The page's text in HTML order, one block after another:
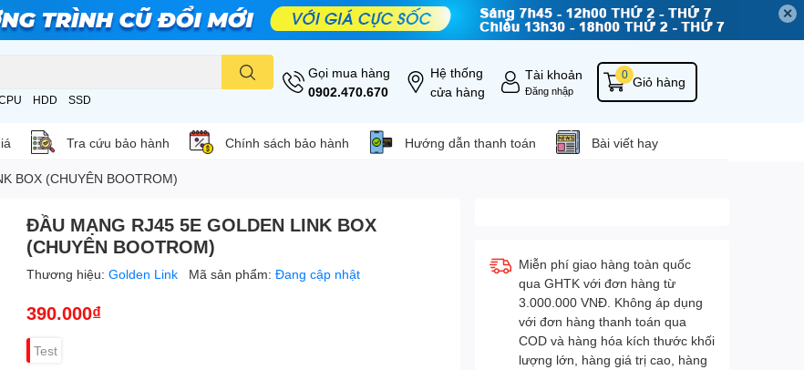
✕
HDD SSD
Gọi mua hàng
0902.470.670
Hệ thống
cửa hàng
Tài khoản
Đăng nhập
Giỏ hàng
0
Tra cứu bảo hành Chính sách bảo hành Hướng dẫn thanh toán Bài viết hay
BOX (CHUYÊN BOOTROM)
ĐẦU MẠNG RJ45 5E GOLDEN LINK BOX
(CHUYÊN BOOTROM)
Thương hiệu:Golden Link Mã sản phẩm:Đang cập nhật
390.000₫
Test
Miễn phí giao hàng toàn quốc
qua GHTK với đơn hàng từ
3.000.000 VNĐ. Không áp dụng
với đơn hàng thanh toán qua
COD và hàng hóa kích thước khối
lượng lớn, hàng giá trị cao, hàng